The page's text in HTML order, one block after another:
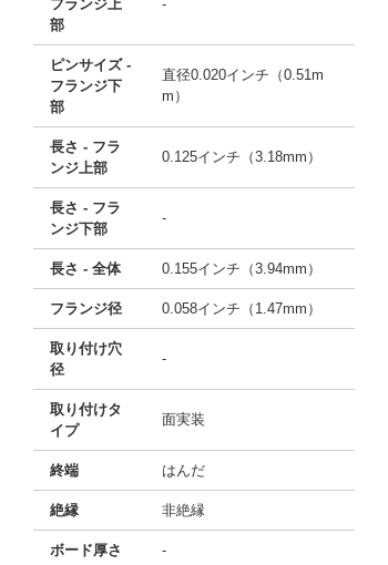
フランジ上
部
-
ピンサイズ -
フランジ下
部
直径0.020インチ（0.51m
m）
長さ - フラ
ンジ上部
0.125インチ（3.18mm）
長さ - フラ
ンジ下部
-
長さ - 全体 0.155インチ（3.94mm）
フランジ径 0.058インチ（1.47mm）
取り付け穴
径
-
取り付けタ
イプ
面実装
終端 はんだ
絶縁 非絶縁
ボード厚さ -